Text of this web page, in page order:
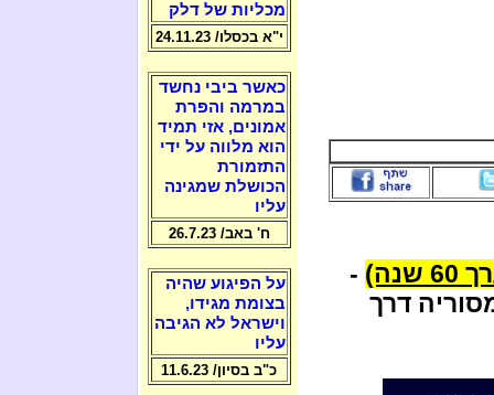
-
דרך
מכליות של דלק
י"א בכסלו/ 24.11.23
כאשר ביבי נחשד
במרמה והפרת
אמונים, אזי תמיד
הוא מלווה על ידי
התזמורת
הכושלת שמגינה
עליו
ח' באב/ 26.7.23
על הפיגוע שהיה
בצומת מגידו,
וישראל לא הגיבה
עליו
כ"ב בסיון/ 11.6.23